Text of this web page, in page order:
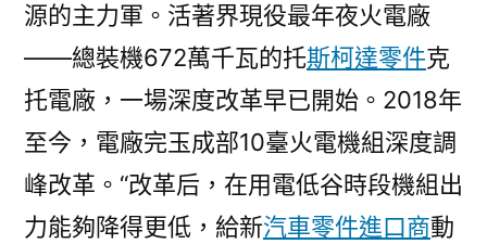
源的主力軍。活著界現役最年夜火電廠
——總裝機672萬千瓦的托斯柯達零件克
托電廠，一場深度改革早已開始。2018年
至今，電廠完玉成部10臺火電機組深度調
峰改革。“改革后，在用電低谷時段機組出
力能夠降得更低，給新汽車零件進口商動